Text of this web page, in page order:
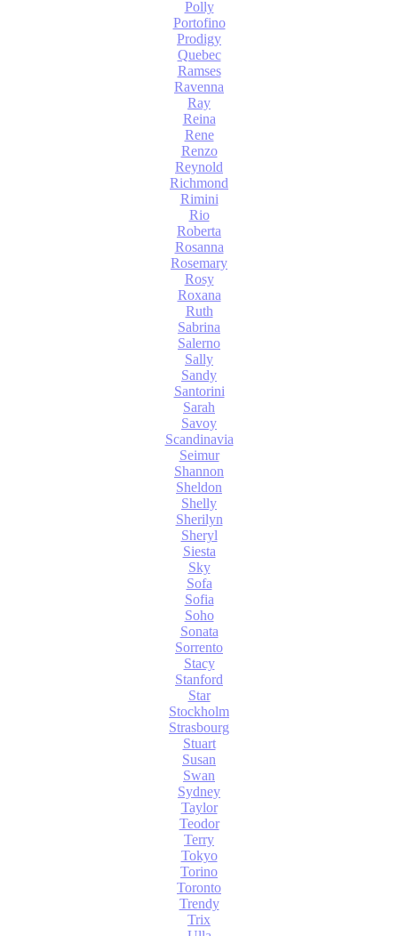
Polly
Portofino
Prodigy
Quebec
Ramses
Ravenna
Ray
Reina
Rene
Renzo
Reynold
Richmond
Rimini
Rio
Roberta
Rosanna
Rosemary
Rosy
Roxana
Ruth
Sabrina
Salerno
Sally
Sandy
Santorini
Sarah
Savoy
Scandinavia
Seimur
Shannon
Sheldon
Shelly
Sherilyn
Sheryl
Siesta
Sky
Sofa
Sofia
Soho
Sonata
Sorrento
Stacy
Stanford
Star
Stockholm
Strasbourg
Stuart
Susan
Swan
Sydney
Taylor
Teodor
Terry
Tokyo
Torino
Toronto
Trendy
Trix